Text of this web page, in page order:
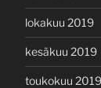
lokakuu 2019
kesäkuu 2019
toukokuu 2019